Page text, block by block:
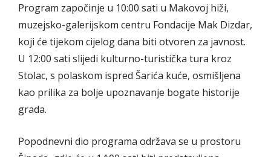
Program započinje u 10:00 sati u Makovoj hiži,
muzejsko-galerijskom centru Fondacije Mak Dizdar,
koji će tijekom cijelog dana biti otvoren za javnost.
U 12:00 sati slijedi kulturno-turistička tura kroz
Stolac, s polaskom ispred Šarića kuće, osmišljena
kao prilika za bolje upoznavanje bogate historije
grada.
Popodnevni dio programa održava se u prostoru